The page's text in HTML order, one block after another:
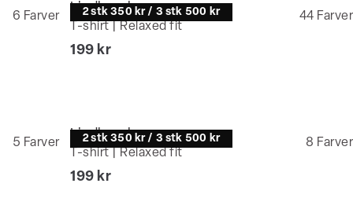
6 Farver 2 stk 350 kr / 3 stk 500 kr
Lindbergh
T-shirt | Relaxed fit
44 Farver
I alt (inkl. rabat)
199 kr
5 Farver 2 stk 350 kr / 3 stk 500 kr
Lindbergh
T-shirt | Relaxed fit
8 Farver
I alt (inkl. rabat)
199 kr